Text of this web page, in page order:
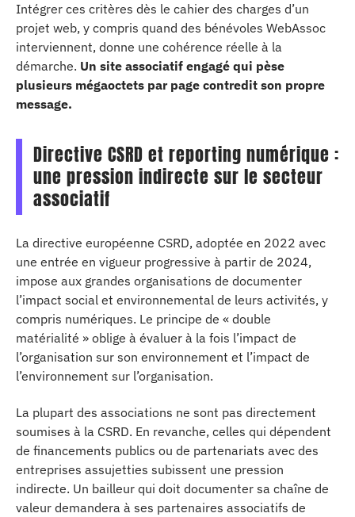
Intégrer ces critères dès le cahier des charges d’un
projet web, y compris quand des bénévoles WebAssoc
interviennent, donne une cohérence réelle à la
démarche. Un site associatif engagé qui pèse
plusieurs mégaoctets par page contredit son propre
message.
Directive CSRD et reporting numérique :
une pression indirecte sur le secteur
associatif
La directive européenne CSRD, adoptée en 2022 avec
une entrée en vigueur progressive à partir de 2024,
impose aux grandes organisations de documenter
l’impact social et environnemental de leurs activités, y
compris numériques. Le principe de « double
matérialité » oblige à évaluer à la fois l’impact de
l’organisation sur son environnement et l’impact de
l’environnement sur l’organisation.
La plupart des associations ne sont pas directement
soumises à la CSRD. En revanche, celles qui dépendent
de financements publics ou de partenariats avec des
entreprises assujetties subissent une pression
indirecte. Un bailleur qui doit documenter sa chaîne de
valeur demandera à ses partenaires associatifs de